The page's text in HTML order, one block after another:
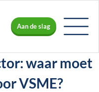
Aan de slag
waar moet
VSME?